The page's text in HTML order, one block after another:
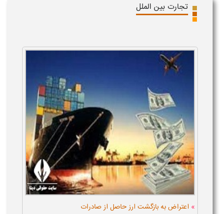
تجارت بین الملل
» اعتراض به بازگشت ارز حاصل از صادرات